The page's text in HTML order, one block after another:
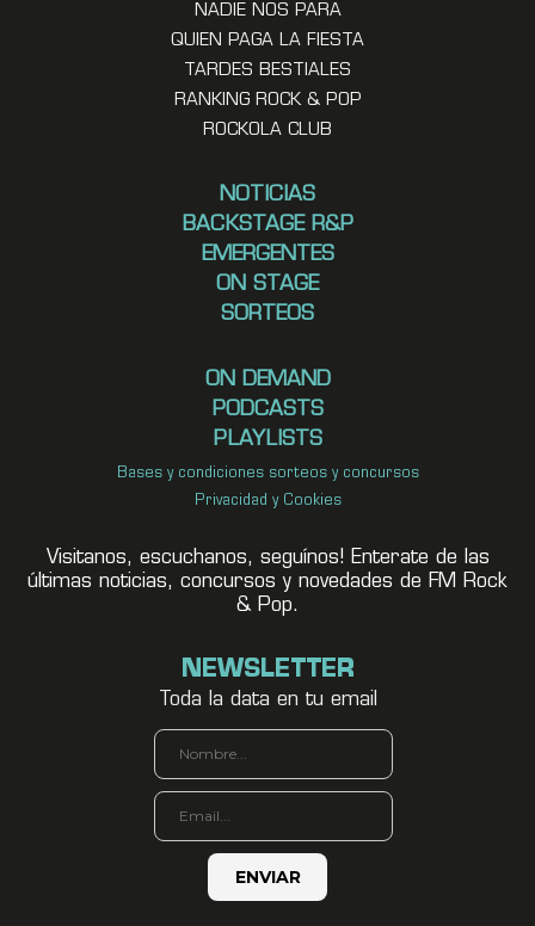
NADIE NOS PARA
QUIEN PAGA LA FIESTA
TARDES BESTIALES
RANKING ROCK & POP
ROCKOLA CLUB
NOTICIAS
BACKSTAGE R&P
EMERGENTES
ON STAGE
SORTEOS
ON DEMAND
PODCASTS
PLAYLISTS
Bases y condiciones sorteos y concursos
Privacidad y Cookies
Visitanos, escuchanos, seguínos! Enterate de las
últimas noticias, concursos y novedades de FM Rock
& Pop.
NEWSLETTER
Toda la data en tu email